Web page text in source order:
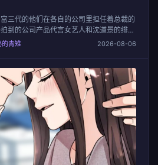
三代的他们在各自的公司里担任着总裁的
到的公司产品代言女艺人和沈道景的绯闻
巨大污点，于是两位公司总裁的斗争便开
的青雉 2026-08-06